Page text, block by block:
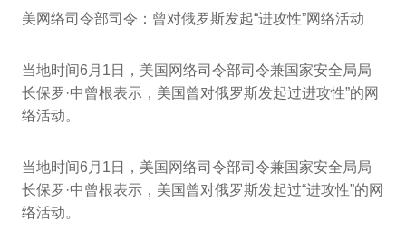
美网络司令部司令：曾对俄罗斯发起“进攻性”网络活动
当地时间6月1日，美国网络司令部司令兼国家安全局局
长保罗·中曾根表示，美国曾对俄罗斯发起过进攻性”的网
络活动。
当地时间6月1日，美国网络司令部司令兼国家安全局局
长保罗·中曾根表示，美国曾对俄罗斯发起过“进攻性”的网
络活动。